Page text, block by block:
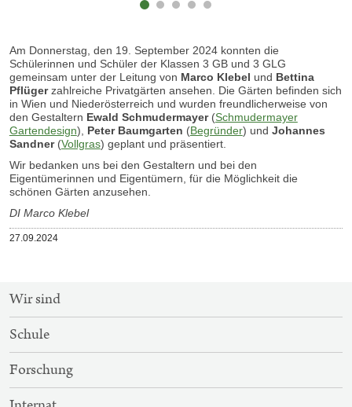
Am Donnerstag, den 19. September 2024 konnten die
Schülerinnen und Schüler der Klassen 3 GB und 3 GLG
gemeinsam unter der Leitung von Marco Klebel und Bettina
Pflügerzahlreiche Privatgärten ansehen. Die Gärten befinden sich
in Wien und Niederösterreich und wurden freundlicherweise von
den Gestaltern Ewald Schmudermayer(Schmudermayer
Gartendesign), Peter Baumgarten (Begründer) und Johannes
Sandner(Vollgras) geplant und präsentiert.
Wir bedanken uns bei den Gestaltern und bei den
Eigentümerinnen und Eigentümern, für die Möglichkeit die
schönen Gärten anzusehen.
DI Marco Klebel
Veröffentlicht
27.09.2024
SITEMAP-
NAVIGATION
Wir sind
Schule
Forschung